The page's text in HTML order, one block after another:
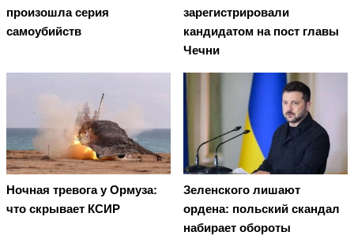
произошла серия
самоубийств
зарегистрировали
кандидатом на пост главы
Чечни
Ночная тревога у Ормуза:
что скрывает КСИР
Зеленского лишают
ордена: польский скандал
набирает обороты